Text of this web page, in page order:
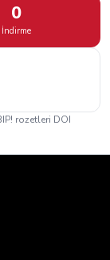
0
İndirme
rozetleri DOI